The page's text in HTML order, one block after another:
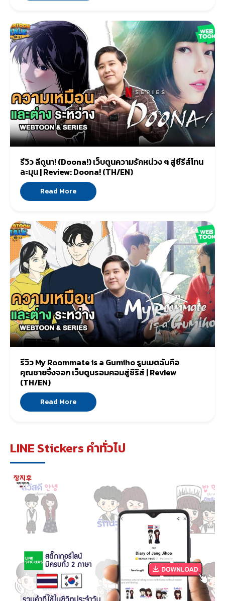
รีวิว ลีดูนา! (Doona!) เว็บตูนความรักหน่วง ๆ สู่ซีรีส์โทน
ละมุน | Review: Doona! (TH/EN)
Read More
รีวิว My Roommate is a Gumiho รูมเมตฉันคือ
คุณชายจิ้งจอก เว็บตูนรอมคอมสู่ซีรีส์ | Review
(TH/EN)
Read More
LINE Stickers คำทั่วไป